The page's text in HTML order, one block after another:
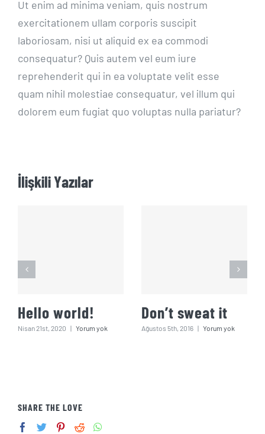
Ut enim ad minima veniam, quis nostrum
exercitationem ullam corporis suscipit
laboriosam, nisi ut aliquid ex ea commodi
consequatur? Quis autem vel eum iure
reprehenderit qui in ea voluptate velit esse
quam nihil molestiae consequatur, vel illum qui
dolorem eum fugiat quo voluptas nulla pariatur?
İlişkili Yazılar
Hello world!
Nisan 21st, 2020 | Yorum yok
Don’t sweat it
Ağustos 5th, 2016 | Yorum yok
SHARE THE LOVE